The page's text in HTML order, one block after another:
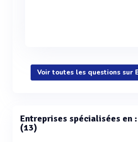
Voir toutes les questions sur
Entreprises spécialisées en
(13)